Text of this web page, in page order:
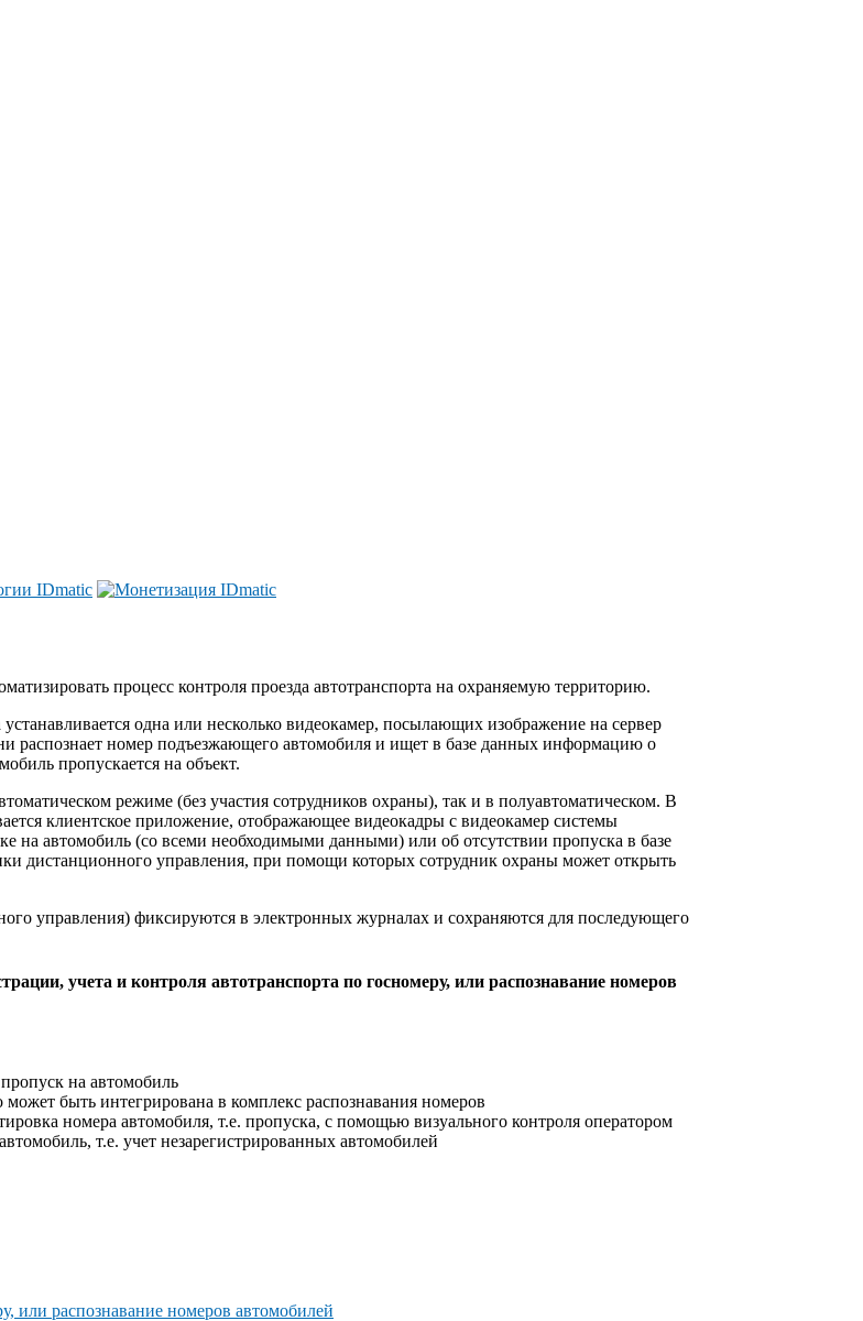
процесс контроля проезда автотранспорта на охраняемую территорию.
одна или несколько видеокамер, посылающих изображение на сервер
распознает номер подъезжающего автомобиля и ищет в базе данных информацию о
пропускается на объект.
режиме (без участия сотрудников охраны), так и в полуавтоматическом. В
клиентское приложение, отображающее видеокадры с видеокамер системы
на автомобиль (со всеми необходимыми данными) или об отсутствии пропуска в базе
дистанционного управления, при помощи которых сотрудник охраны может открыть
управления) фиксируются в электронных журналах и сохраняются для последующего
учета и контроля автотранспорта по госномеру, или распознавание номеров
на автомобиль
быть интегрирована в комплекс распознавания номеров
номера автомобиля, т.е. пропуска, с помощью визуального контроля оператором
т.е. учет незарегистрированных автомобилей